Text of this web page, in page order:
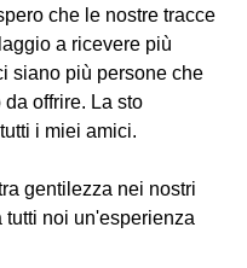
che le nostre tracce
a ricevere più
siano più persone che
offrire. La sto
i miei amici.
gentilezza nei nostri
tutti noi un'esperienza